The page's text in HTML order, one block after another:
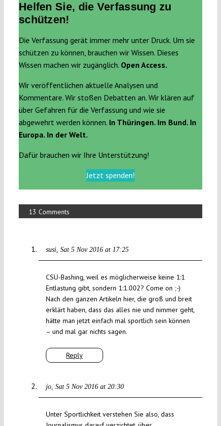
Helfen Sie, die Verfassung zu
schützen!
Die Verfassung gerät immer mehr unter Druck. Um sie
schützen zu können, brauchen wir Wissen. Dieses
Wissen machen wir zugänglich. Open Access.
Wir veröffentlichen aktuelle Analysen und
Kommentare. Wir stoßen Debatten an. Wir klären auf
über Gefahren für die Verfassung und wie sie
abgewehrt werden können. In Thüringen. Im Bund. In
Europa. In der Welt.
Dafür brauchen wir Ihre Unterstützung!
Jetzt spenden!
13 Comments
susi Sat 5 Nov 2016 at 17:25
Reply
CSU-Bashing, weil es möglicherweise keine 1:1
Entlastung gibt, sondern 1:1.002? Come on ;-)
Nach den ganzen Artikeln hier, die groß und breit
erklärt haben, dass das alles nie und nimmer geht,
hätte man jetzt einfach mal sportlich sein können
– und mal gar nichts sagen.
jo Sat 5 Nov 2016 at 20:30
Unter Sportlichkeit verstehen Sie also, dass